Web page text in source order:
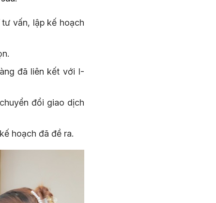
vấn, lập kế hoạch
đã liên kết với I-
đổi giao dịch
hoạch đã đề ra.